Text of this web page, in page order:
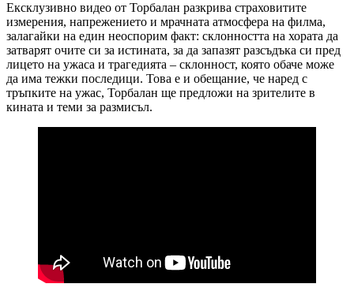
Ексклузивно видео от Торбалан разкрива страховитите
измерения, напрежението и мрачната атмосфера на филма,
залагайки на един неоспорим факт: склонността на хората да
затварят очите си за истината, за да запазят разсъдъка си пред
лицето на ужаса и трагедията – склонност, която обаче може
да има тежки последици. Това е и обещание, че наред с
тръпките на ужас, Торбалан ще предложи на зрителите в
кината и теми за размисъл.